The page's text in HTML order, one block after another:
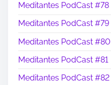
Meditantes PodCast #78
Meditantes PodCast #79
Meditantes PodCast #80
Meditantes PodCast #81
Meditantes PodCast #82